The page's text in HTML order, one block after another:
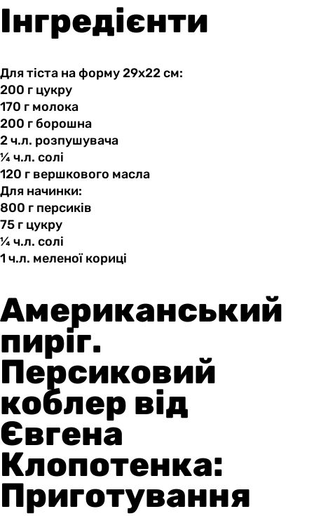
Інгредієнти
Для тіста на форму 29х22 см:
200 г цукру
170 г молока
200 г борошна
2 ч.л. розпушувача
¼ ч.л. солі
120 г вершкового масла
Для начинки:
800 г персиків
75 г цукру
¼ ч.л. солі
1 ч.л. меленоїкориці
Американський
пиріг.
Персиковий
коблер від
Євгена
Клопотенка:
Приготування